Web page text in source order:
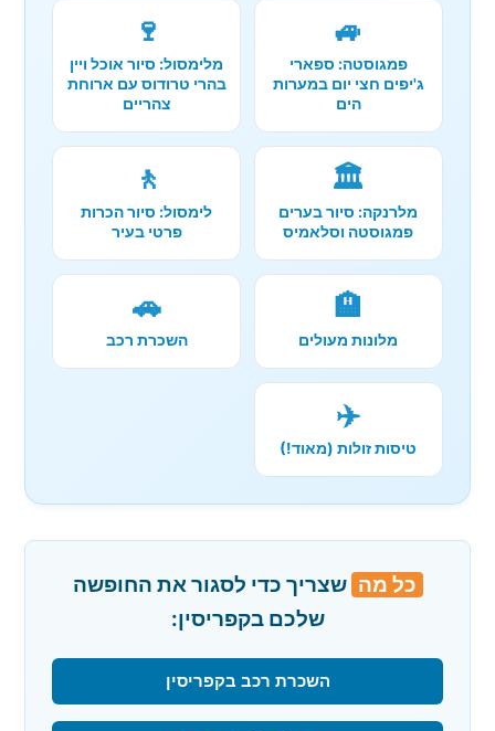
🚙
פמגוסטה: ספארי
ג'יפים חצי יום במערות
הים
🍷
מלימסול: סיור אוכל ויין
בהרי טרודוס עם ארוחת
צהריים
🏛️
מלרנקה: סיור בערים
פמגוסטה וסלאמיס
🚶
לימסול: סיור הכרות
פרטי בעיר
🏨
מלונות מעולים
🚗
השכרת רכב
✈️
טיסות זולות (מאוד!)
כל מה שצריך כדי לסגור את החופשה
שלכם בקפריסין:
השכרת רכב בקפריסין